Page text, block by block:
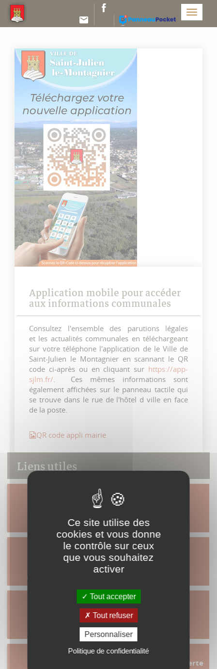
Application mobile pour accéder
aux informations communales
Consultez l'ensemble des parutions légales
et les actualités communales en téléchargeant
sur votre téléphone l'application de le Ville de
Saint-Julien le Montagnier en scannant le QR
code ci-après ou en cliquant sur https://app-
sjlm.fr/. Ces mêmes informations sont
également affichées sur le panneau tactile qui
se trouve dans le rue de l'hôtel d ville en face
de la poste.
QR code appli mairie
Liens utiles
Urbanisme Portail Famille
administratives
Agenda Provence Verte
Menu
Panneau de gestion des cookies
Ce site utilise des
cookies et vous donne
le contrôle sur ceux
que vous souhaitez
activer
Tout accepter
Tout refuser
Personnaliser
Politique de confidentialité